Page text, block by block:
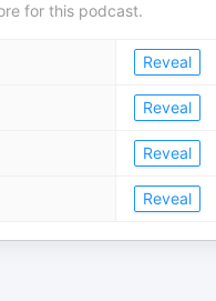
for this podcast.
Reveal
Reveal
Reveal
Reveal